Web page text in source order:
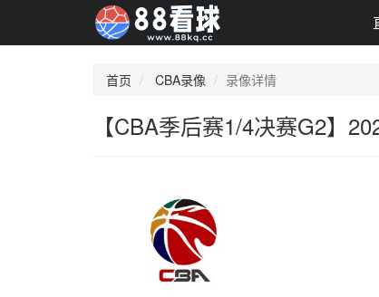
首页 CBA录像 录像详情
【CBA季后赛1/4决赛G2】